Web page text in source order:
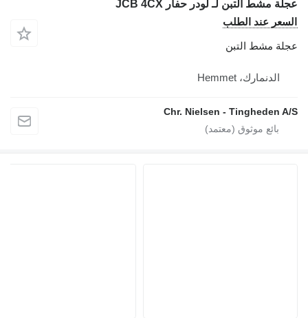
عجلة مشط التبن لـ لودر حفار JCB 4CX
السعر عند الطلب
عجلة مشط التبن
الدنمارك، Hemmet
Chr. Nielsen - Tingheden A/S